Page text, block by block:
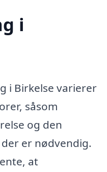
i
i Birkelse varierer
såsom
og den
er nødvendig.
at